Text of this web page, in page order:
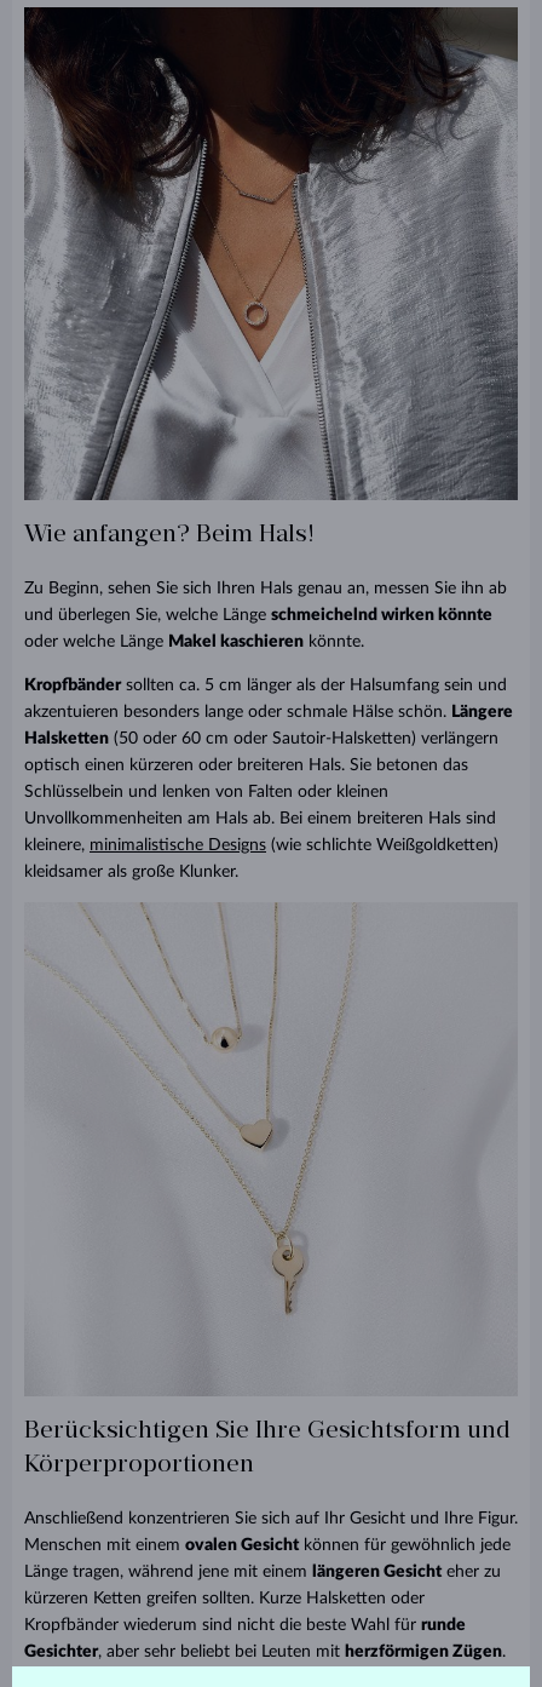
Wie anfangen? Beim Hals!
Zu Beginn, sehen Sie sich Ihren Hals genau an, messen Sie ihn ab
und überlegen Sie, welche Länge schmeichelnd wirken könnte
oder welche Länge Makel kaschieren könnte.
Kropfbänder sollten ca. 5 cm länger als der Halsumfang sein und
akzentuieren besonders lange oder schmale Hälse schön. Längere
Halsketten (50 oder 60 cm oder Sautoir-Halsketten) verlängern
optisch einen kürzeren oder breiteren Hals. Sie betonen das
Schlüsselbein und lenken von Falten oder kleinen
Unvollkommenheiten am Hals ab. Bei einem breiteren Hals sind
kleinere, minimalistische Designs (wie schlichte Weißgoldketten)
kleidsamer als große Klunker.
Berücksichtigen Sie Ihre Gesichtsform und
Körperproportionen
Anschließend konzentrieren Sie sich auf Ihr Gesicht und Ihre Figur.
Menschen mit einem ovalen Gesicht können für gewöhnlich jede
Länge tragen, während jene mit einem
längeren Gesicht eher zu
kürzeren Ketten greifen sollten. Kurze Halsketten oder
Kropfbänder wiederum sind nicht die beste Wahl für runde
Gesichter, aber sehr beliebt bei Leuten mit herzförmigen Zügen.